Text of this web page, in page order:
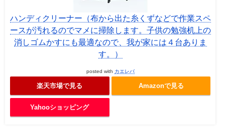
ハンディクリーナー（布から出た糸くずなどで作業スペ
ースが汚れるのでマメに掃除します。子供の勉強机上の
消しゴムかすにも最適なので、我が家には４台ありま
す。）
posted with カエレバ
楽天市場で見る Amazonで見る
Yahooショッピング